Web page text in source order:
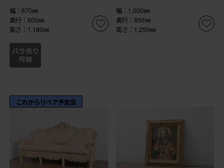
幅：670㎜
奥行：600㎜
高さ：1,180㎜
幅：1,000㎜
奥行：850㎜
高さ：1,250㎜
これからリペア予定品